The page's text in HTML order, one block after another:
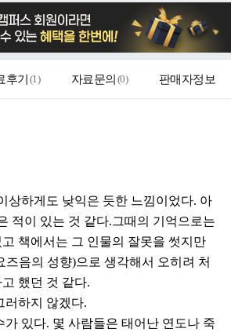
후기 (1) 자료문의 (0) 판매자정보
상하게도 낮익은 듯한 느낌이었다. 아
적이 있는 것 같다.그때의 기억으로는
책에서는 그 인물의 잘못을 썻지만
즈음의 성향)으로 생각해서 오히려 처
했던 것 같다.
러하지 않겠다.
가 있다. 몇 사람들은 태어난 연도나 죽